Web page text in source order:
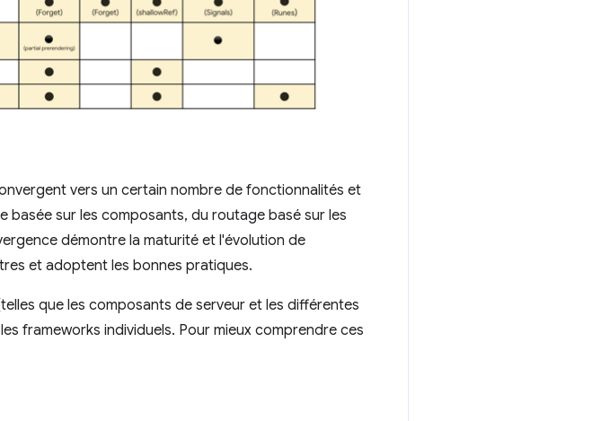
vers un certain nombre de fonctionnalités et
sur les composants, du routage basé sur les
démontre la maturité et l'évolution de
et adoptent les bonnes pratiques.
que les composants de serveur et les différentes
frameworks individuels. Pour mieux comprendre ces